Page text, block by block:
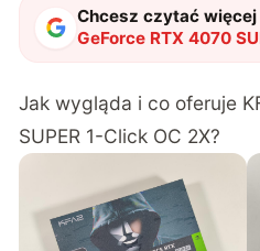
Chcesz czytać
GeForce RTX 4070
Jak wygląda i co oferuje
SUPER 1-Click OC 2X?